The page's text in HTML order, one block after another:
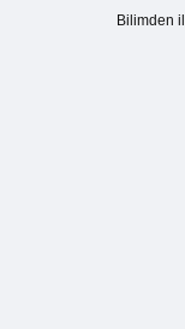
Bilimden